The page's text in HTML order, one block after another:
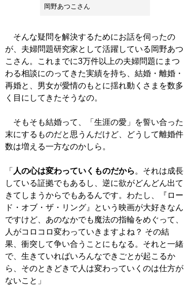
岡野あつこさん
そんな疑問を解決するためにお話を伺ったの
が、夫婦問題研究家として活躍している岡野あつ
こさん。これまでに3万件以上の夫婦問題にまつ
わる相談にのってきた実績を持ち、結婚・離婚・
再婚と、男女が愛情のもとに揺れ動くさまを数多
く目にしてきたそうなの。
そもそも結婚って、「生涯の愛」を誓い合った
末にするものだと思うんだけど、どうして離婚件
数は増える一方なのかしら。
「 人の心は変わっていくものだから。それは成長
している証拠でもあるし、逆に欲がどんどん出て
きてしまうからでもあるんです。わたし、『ロー
ド・オブ・ザ・リング』という映画が大好きなん
ですけど、あのなかでも魔法の指輪をめぐって、
人がコロコロ変わっていきますよね？ その結
果、衝突して争い合うことにもなる。それと一緒
で、生きていればいろんなできごとが起こるか
ら、そのときどきで人は変わっていくのは仕方が
ないこと」